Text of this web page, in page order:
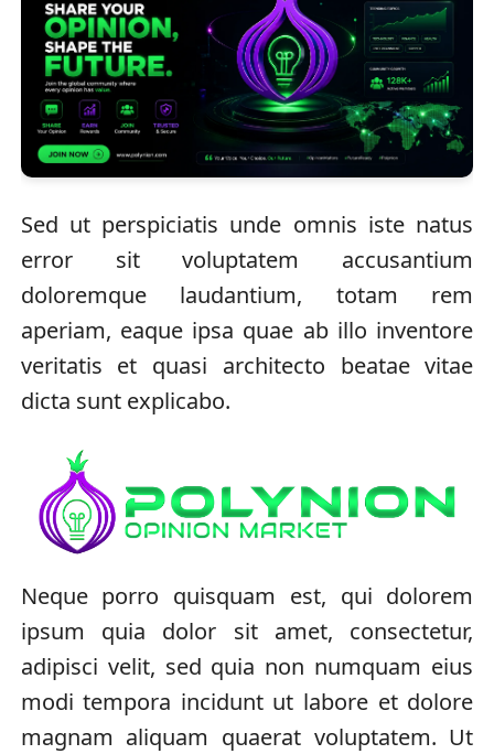
Sed ut perspiciatis unde omnis iste natus
error sit voluptatem accusantium
doloremque laudantium, totam rem
aperiam, eaque ipsa quae ab illo inventore
veritatis et quasi architecto beatae vitae
dicta sunt explicabo.
Neque porro quisquam est, qui dolorem
ipsum quia dolor sit amet, consectetur,
adipisci velit, sed quia non numquam eius
modi tempora incidunt ut labore et dolore
magnam aliquam quaerat voluptatem. Ut